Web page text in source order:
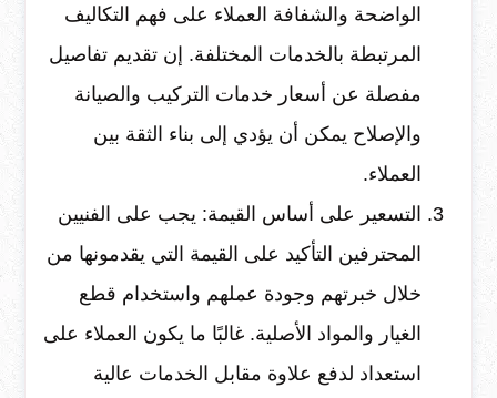
الواضحة والشفافة العملاء على فهم التكاليف
المرتبطة بالخدمات المختلفة. إن تقديم تفاصيل
مفصلة عن أسعار خدمات التركيب والصيانة
والإصلاح يمكن أن يؤدي إلى بناء الثقة بين
العملاء.
التسعير على أساس القيمة: يجب على الفنيين
المحترفين التأكيد على القيمة التي يقدمونها من
خلال خبرتهم وجودة عملهم واستخدام قطع
الغيار والمواد الأصلية. غالبًا ما يكون العملاء على
استعداد لدفع علاوة مقابل الخدمات عالية